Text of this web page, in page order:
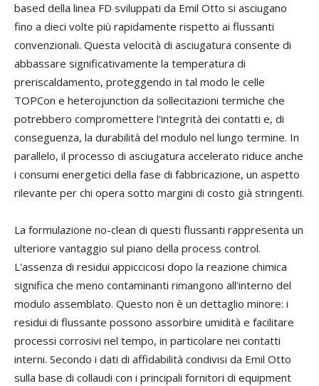
based della linea FD sviluppati da Emil Otto si asciugano
fino a dieci volte più rapidamente rispetto ai flussanti
convenzionali. Questa velocità di asciugatura consente di
abbassare significativamente la temperatura di
preriscaldamento, proteggendo in tal modo le celle
TOPCon e heterojunction da sollecitazioni termiche che
potrebbero compromettere l'integrità dei contatti e, di
conseguenza, la durabilità del modulo nel lungo termine. In
parallelo, il processo di asciugatura accelerato riduce anche
i consumi energetici della fase di fabbricazione, un aspetto
rilevante per chi opera sotto margini di costo già stringenti.
La formulazione no-clean di questi flussanti rappresenta un
ulteriore vantaggio sul piano della process control.
L'assenza di residui appiccicosi dopo la reazione chimica
significa che meno contaminanti rimangono all'interno del
modulo assemblato. Questo non è un dettaglio minore: i
residui di flussante possono assorbire umidità e facilitare
processi corrosivi nel tempo, in particolare nei contatti
interni. Secondo i dati di affidabilità condivisi da Emil Otto
sulla base di collaudi con i principali fornitori di equipment